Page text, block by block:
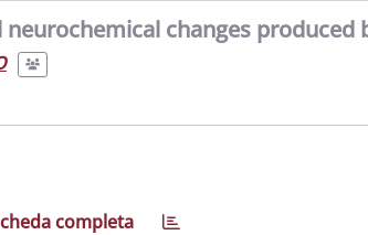
neurochemical changes
completa